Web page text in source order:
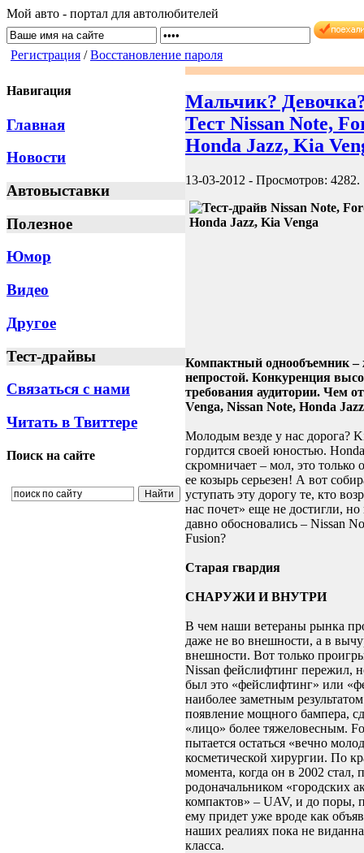
Мой авто - портал для автолюбителей
Регистрация /Восстановление пароля
Навигация
Главная
Новости
Автовыставки
Полезное
Юмор
Видео
Другое
Тест-драйвы
Связаться с нами
Читать в Твиттере
Поиск на сайте
Мальчик?
Тест Nissan Note,
Honda Jazz, Kia
13-03-2012 - Просмотров: 4282.
Компактный однообъемник –
непростой. Конкуренция
требования аудитории. Чем
Venga, Nissan Note, Honda
Молодым везде у нас дорога?
гордится своей юностью.
скромничает – мол, это только
ее козырь серьезен! А вот
уступать эту дорогу те, кто
нас почет» еще не достигли, но
давно обосновались – Nissan
Fusion?
Старая гвардия
СНАРУЖИ И ВНУТРИ
В чем наши ветераны рынка
даже не во внешности, а в
внешности. Вот только
Nissan фейслифтинг пережил,
был это «фейслифтинг» или
наиболее заметным
появление мощного бампера,
«лицо» более тяжеловесным.
пытается остаться «вечно
косметической хирургии. По
момента, когда он в 2002 стал,
родоначальником «городских
компактов» – UAV, и до поры,
ему придет уже вроде как
наших реалиях пока не
класса.